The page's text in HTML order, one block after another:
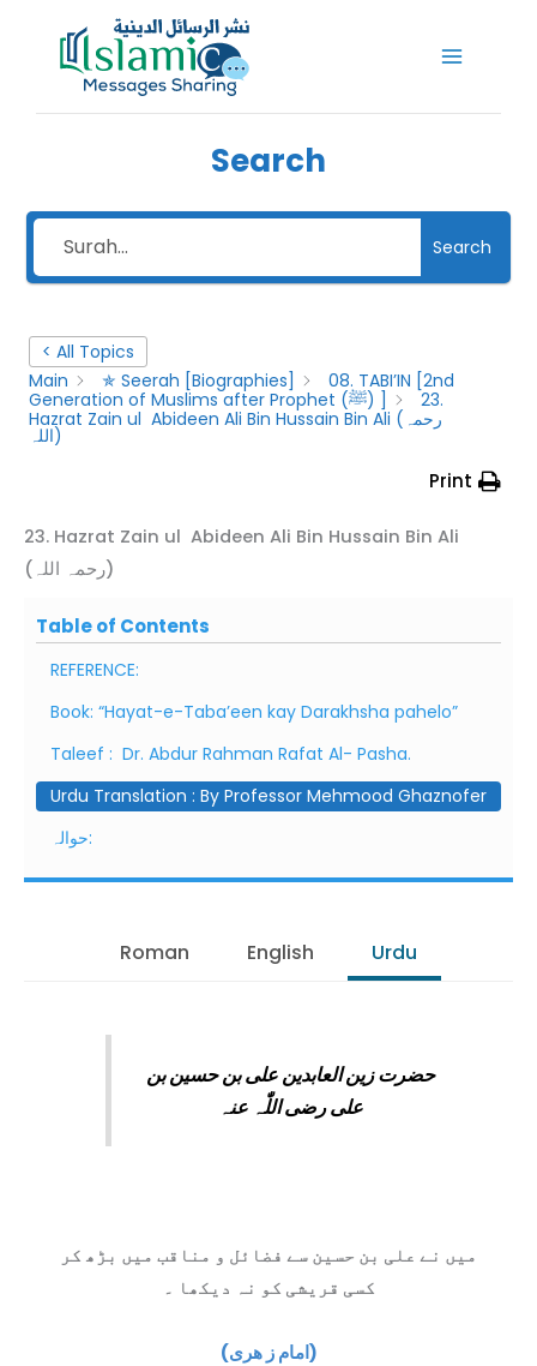
Search
Search
< All Topics
Main
✯ Seerah [Biographies]
08. TABI’IN [2nd
Generation of Muslims after Prophet (ﷺ) ]
23.
Hazrat Zain ul Abideen Ali Bin Hussain Bin Ali (رحمہ
اللہ)
Print
23. Hazrat Zain ul Abideen Ali Bin Hussain Bin Ali
(رحمہ اللہ)
Table of Contents
REFERENCE:
Book: “Hayat-e-Taba’een kay Darakhsha pahelo”
Taleef : Dr. Abdur Rahman Rafat Al- Pasha.
Urdu Translation : By Professor Mehmood Ghaznofer
حوالہ:
Roman English Urdu
حضرت زین العابدین علی بن حسین بن
علی رضی اللّٰہ عنہ
میں نے علی بن حسین سے فضائل و مناقب میں بڑھ کر
کسی قریشی کو نہ دیکھا ۔
(امام ز ھری)